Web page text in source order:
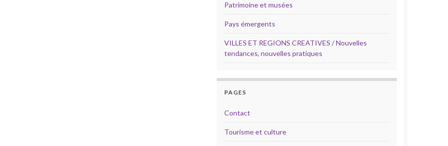
Patrimoine et musées
Pays émergents
VILLES ET REGIONS CREATIVES / Nouvelles
tendances, nouvelles pratiques
PAGES
Contact
Tourisme et culture